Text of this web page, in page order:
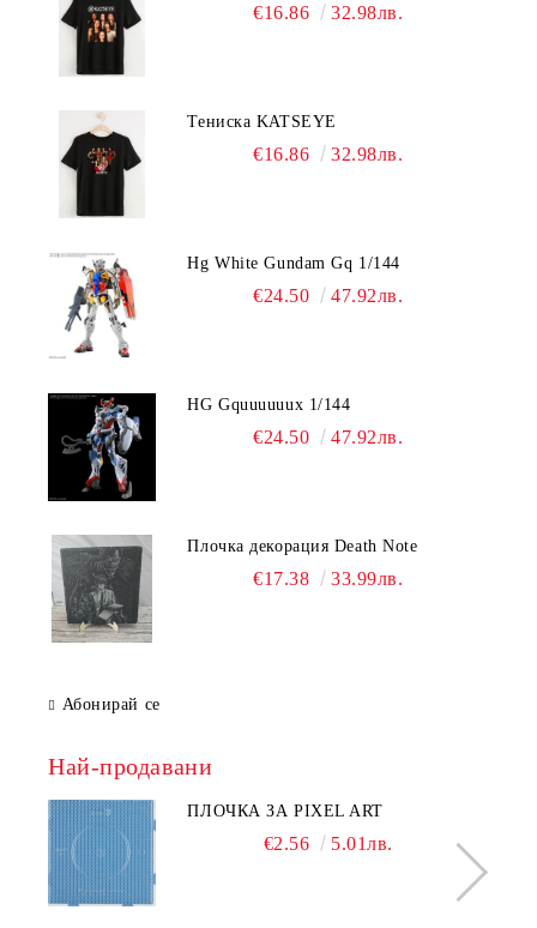
€16.86 32.98лв.
Тениска KATSEYE
€16.86 32.98лв.
Hg White Gundam Gq 1/144
€24.50 47.92лв.
HG Gquuuuuux 1/144
€24.50 47.92лв.
Плочка декорация Death Note
€17.38 33.99лв.
Абонирай се
Най-продавани
ПЛОЧКА ЗА PIXEL ART
€2.56 5.01лв.